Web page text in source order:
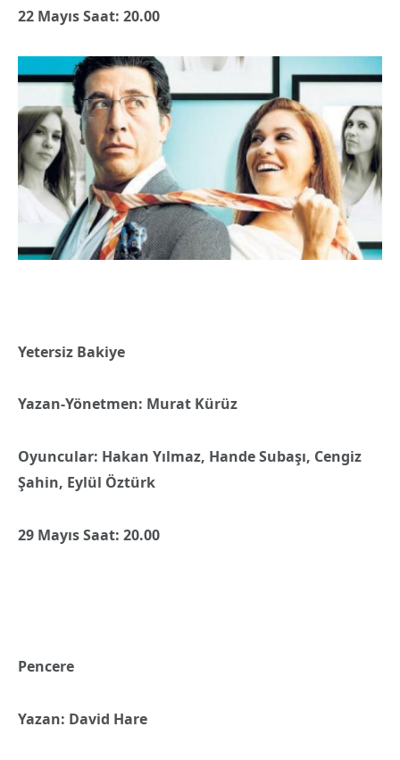
22 Mayıs Saat: 20.00
Yetersiz Bakiye
Yazan-Yönetmen: Murat Kürüz
Oyuncular: Hakan Yılmaz, Hande Subaşı, Cengiz
Şahin, Eylül Öztürk
29 Mayıs Saat: 20.00
Pencere
Yazan: David Hare